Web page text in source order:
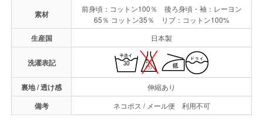
素材
前身頃：コットン100％ 後ろ身頃・袖：レーヨン
65％ コットン35％ リブ：コットン100%
生産国 日本製
洗濯表記
裏地 / 透け感 伸縮あり
備考 ネコポス / メール便 利用不可